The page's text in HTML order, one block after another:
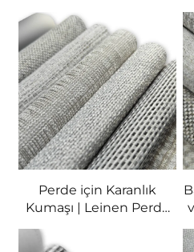
Kaliteli Işık Engelleyici
Yaka Malzemesi
Perde için Karanlık
Kumaşı | Leinen Perde
Malzemeleri